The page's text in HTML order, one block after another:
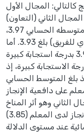
كالتالي: المجال الأول
متوسطه الحسابي 4.03، أما المجال الثاني (التعاون)
بلغ 3.94، أما مجال (التطبيق) فقد بلغ متوسطه الحسابي 3.97،
أما المجال الرابع (تقييم النمط القيادي للفريق) بلغ 3.93. أما
المتوسط الحسابي الكلي له بلغ 3.96 بدرجة استجابة كبيرة.
الاستجابة كبيرة، إذ
الحسابي الكلي لها (3.91) إذ بلغ المتوسط الحسابي
على دافعية الإنجاز
الثاني وهو أثر المناخ
التنظيمي للمدرسة على دافعية الإنجاز لدى المعلم (3.85).
عند مستوى الدلالة